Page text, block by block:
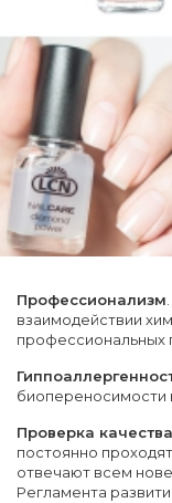
Профессионализм
взаимодействии
профессиональных
биопереносимости
Проверка
постоянно
отвечают всем
Регламента